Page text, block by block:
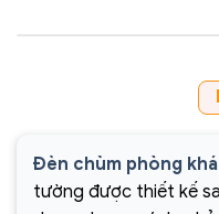
Đèn chùm phòng
tường được thiết kế